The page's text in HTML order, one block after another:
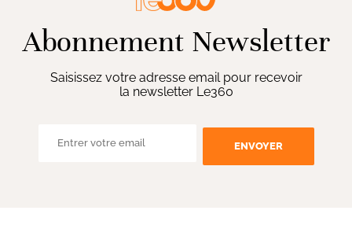
Abonnement Newsletter
Saisissez votre adresse email pour recevoir
la newsletter Le360
ENVOYER